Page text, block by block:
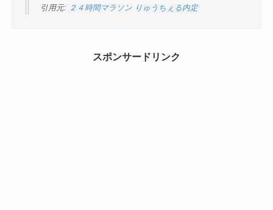
引用元: ２４時間マラソン りゅうちぇる内定
スポンサードリンク